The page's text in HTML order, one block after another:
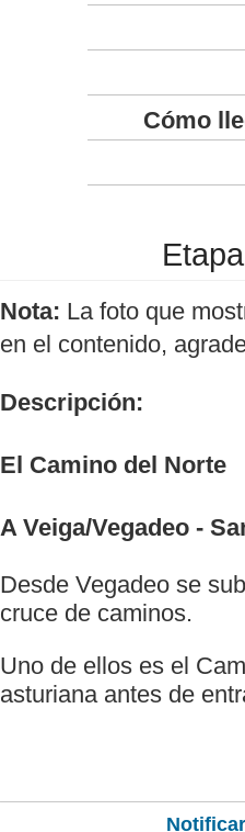
Cómo
Nota: La foto que
en el contenido,
Descripción:
El Camino del Norte
A Veiga/Vegadeo -
Desde Vegadeo se
cruce de caminos.
Uno de ellos es el
asturiana antes de